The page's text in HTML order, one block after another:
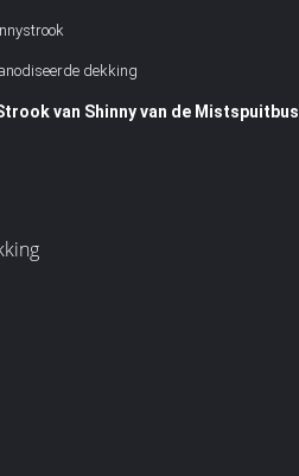
dekking
van Shinny van de Mistspuitbus